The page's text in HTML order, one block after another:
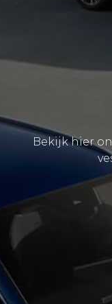
Bekijk hier